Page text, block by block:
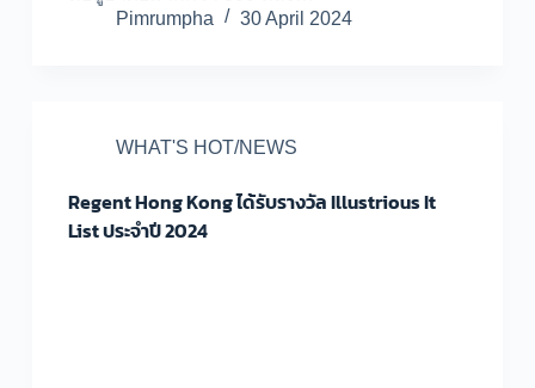
Pimrumpha
30 April 2024
WHAT'S HOT/NEWS
Regent Hong Kong ได้รับรางวัล Illustrious It
List ประจำปี 2024